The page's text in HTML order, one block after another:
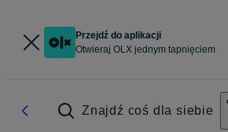
Przejdź do aplikacji
Otwieraj OLX jednym tapnięciem
Znajdź coś dla siebie